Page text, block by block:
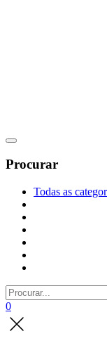
Procurar
Todas as
0